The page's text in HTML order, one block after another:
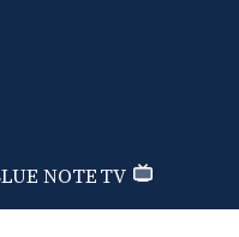
Monte Carlo
NOTETV